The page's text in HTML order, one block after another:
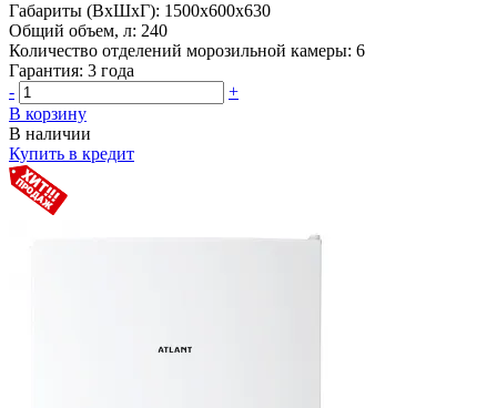
Габариты (ВхШхГ): 1500x600x630
Общий объем, л: 240
Количество отделений морозильной камеры: 6
Гарантия: 3 года
-
+
В корзину
В наличии
Купить в кредит